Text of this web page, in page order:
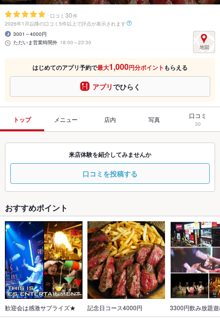
- 口コミ 30件
2026年1月以降の口コミ5件以上で評点が表示されます
3001～4000円
ただいま営業時間外 18:00～23:30
はじめてのアプリ予約で最大1,000円分ポイント もらえる
アプリでひらく
トップ メニュー 店内 写真 口コミ
30
来店体験を紹介してみませんか
口コミを投稿する
おすすめポイント
歓迎会は感激サプライズ★ 記念日コース4000円 3300円飲み放題